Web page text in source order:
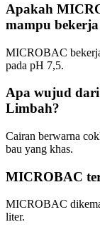
Apakah
mampu
MICROBAC
pada pH 7,5.
Apa wujud
Limbah?
Cairan berwarna
bau yang khas.
MICROBAC
MICROBAC
liter.